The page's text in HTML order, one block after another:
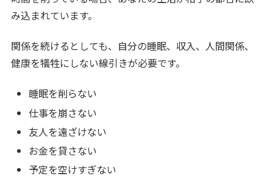
み込まれています。
関係を続けるとしても、自分の睡眠、収入、人間関係、
健康を犠牲にしない線引きが必要です。
睡眠を削らない
仕事を崩さない
友人を遠ざけない
お金を貸さない
予定を空けすぎない